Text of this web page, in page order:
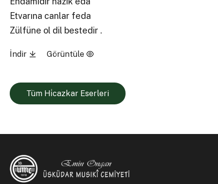
Etvarına canlar feda
Zülfüne ol dil bestedir .
İndir Görüntüle
Tüm Hi̇cazkar Eserleri